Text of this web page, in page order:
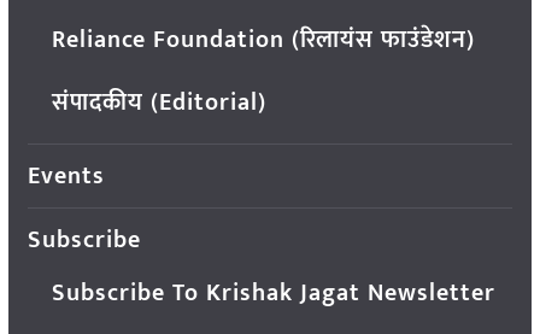
Reliance Foundation (रिलायंस फाउंडेशन)
संपादकीय (Editorial)
Events
Subscribe
Subscribe To Krishak Jagat Newsletter